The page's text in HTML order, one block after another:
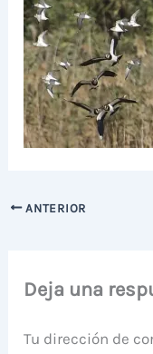
ANTERIOR
Deja una
Tu dirección de